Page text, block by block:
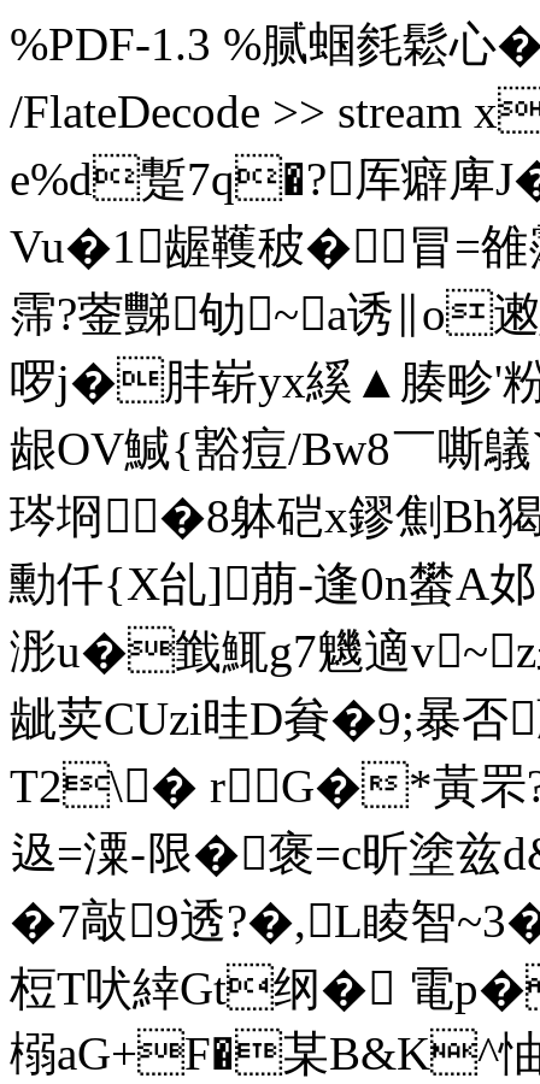
%PDF-1.3 %腻蝈毵鬆心
/FlateDecode >> stream
e%d蹔7q�?厍癖庳
Vu�1龌韄秛�冒=雒
霈?蓥豒劬~a诱
啰j�肨崭yx縘▲腠畛'粉
龈 OV鰔{豁痘/Bw8￣嘶
琌埛�8躰硙x鏐劁Bh
勳仟{X乨]萠-逢0n蠜A
浵u�韱鮿 g7魕適
龇荬CUzi晆D貵�9;暴
T2\� rG�*黃罘
﨤=潥-限�褒=c昕塗
�7敲9透?�,L睖智
梪T吠緈Gt纲� 電
榒aG+F�某B&K^